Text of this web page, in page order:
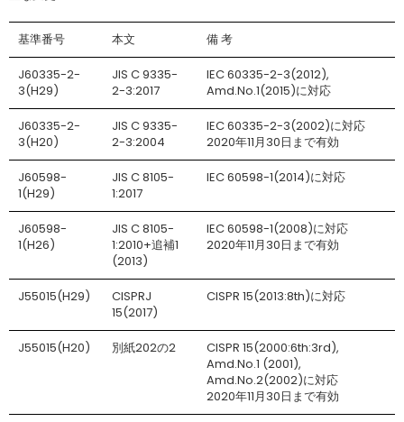
基準番号 本文 備 考
J60335-2-
3(H29)
JIS C 9335-
2-3:2017
IEC 60335-2-3(2012),
Amd.No.1(2015)に対応
J60335-2-
3(H20)
JIS C 9335-
2-3:2004
IEC 60335-2-3(2002)に対応
2020年11月30日まで有効
J60598-
1(H29)
JIS C 8105-
1:2017
IEC 60598-1(2014)に対応
J60598-
1(H26)
JIS C 8105-
1:2010+追補1
(2013)
IEC 60598-1(2008)に対応
2020年11月30日まで有効
J55015(H29)
CISPRJ
15(2017)
CISPR 15(2013:8th)に対応
J55015(H20) 別紙202の2
CISPR 15(2000:6th:3rd),
Amd.No.1 (2001),
Amd.No.2(2002)に対応
2020年11月30日まで有効